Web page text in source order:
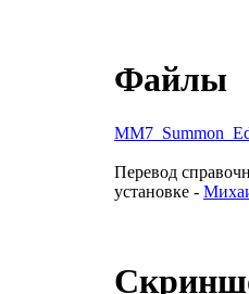
Файлы
Перевод
установке -